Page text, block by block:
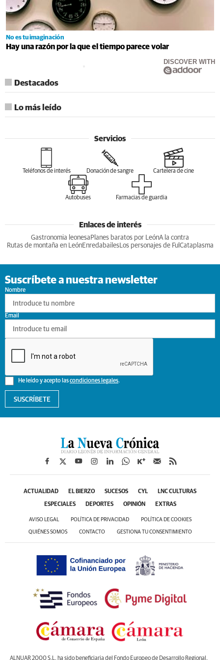
No es tu imaginación
Hay una razón por la que el tiempo parece volar
DISCOVER WITH
Destacados
Lo más leído
Servicios
Teléfonos de interés Donación de sangre Cartelera de cine
Autobuses Farmacias de guardia
Enlaces de interés
Gastronomia leonesa Planes baratos por LeónA la contra
Rutas de montaña en LeónEnredabailesLos personajes de Ful Cataplasma
Suscríbete a nuestra newsletter
Nombre
He leído y acepto lascondiciones legales.
Email
SUSCRÍBETE
ACTUALIDAD EL BIERZO SUCESOS CYL LNC CULTURAS
ESPECIALES DEPORTES OPINIÓN EXTRAS
AVISO LEGAL POLÍTICA DE PRIVACIDAD POLÍTICA DE COOKIES
QUIÉNES SOMOS CONTACTO GESTIONA TU CONSENTIMIENTO
ALNUAR 2000 S.L. ha sido beneficiaria del Fondo Europeo de Desarrollo Regional,